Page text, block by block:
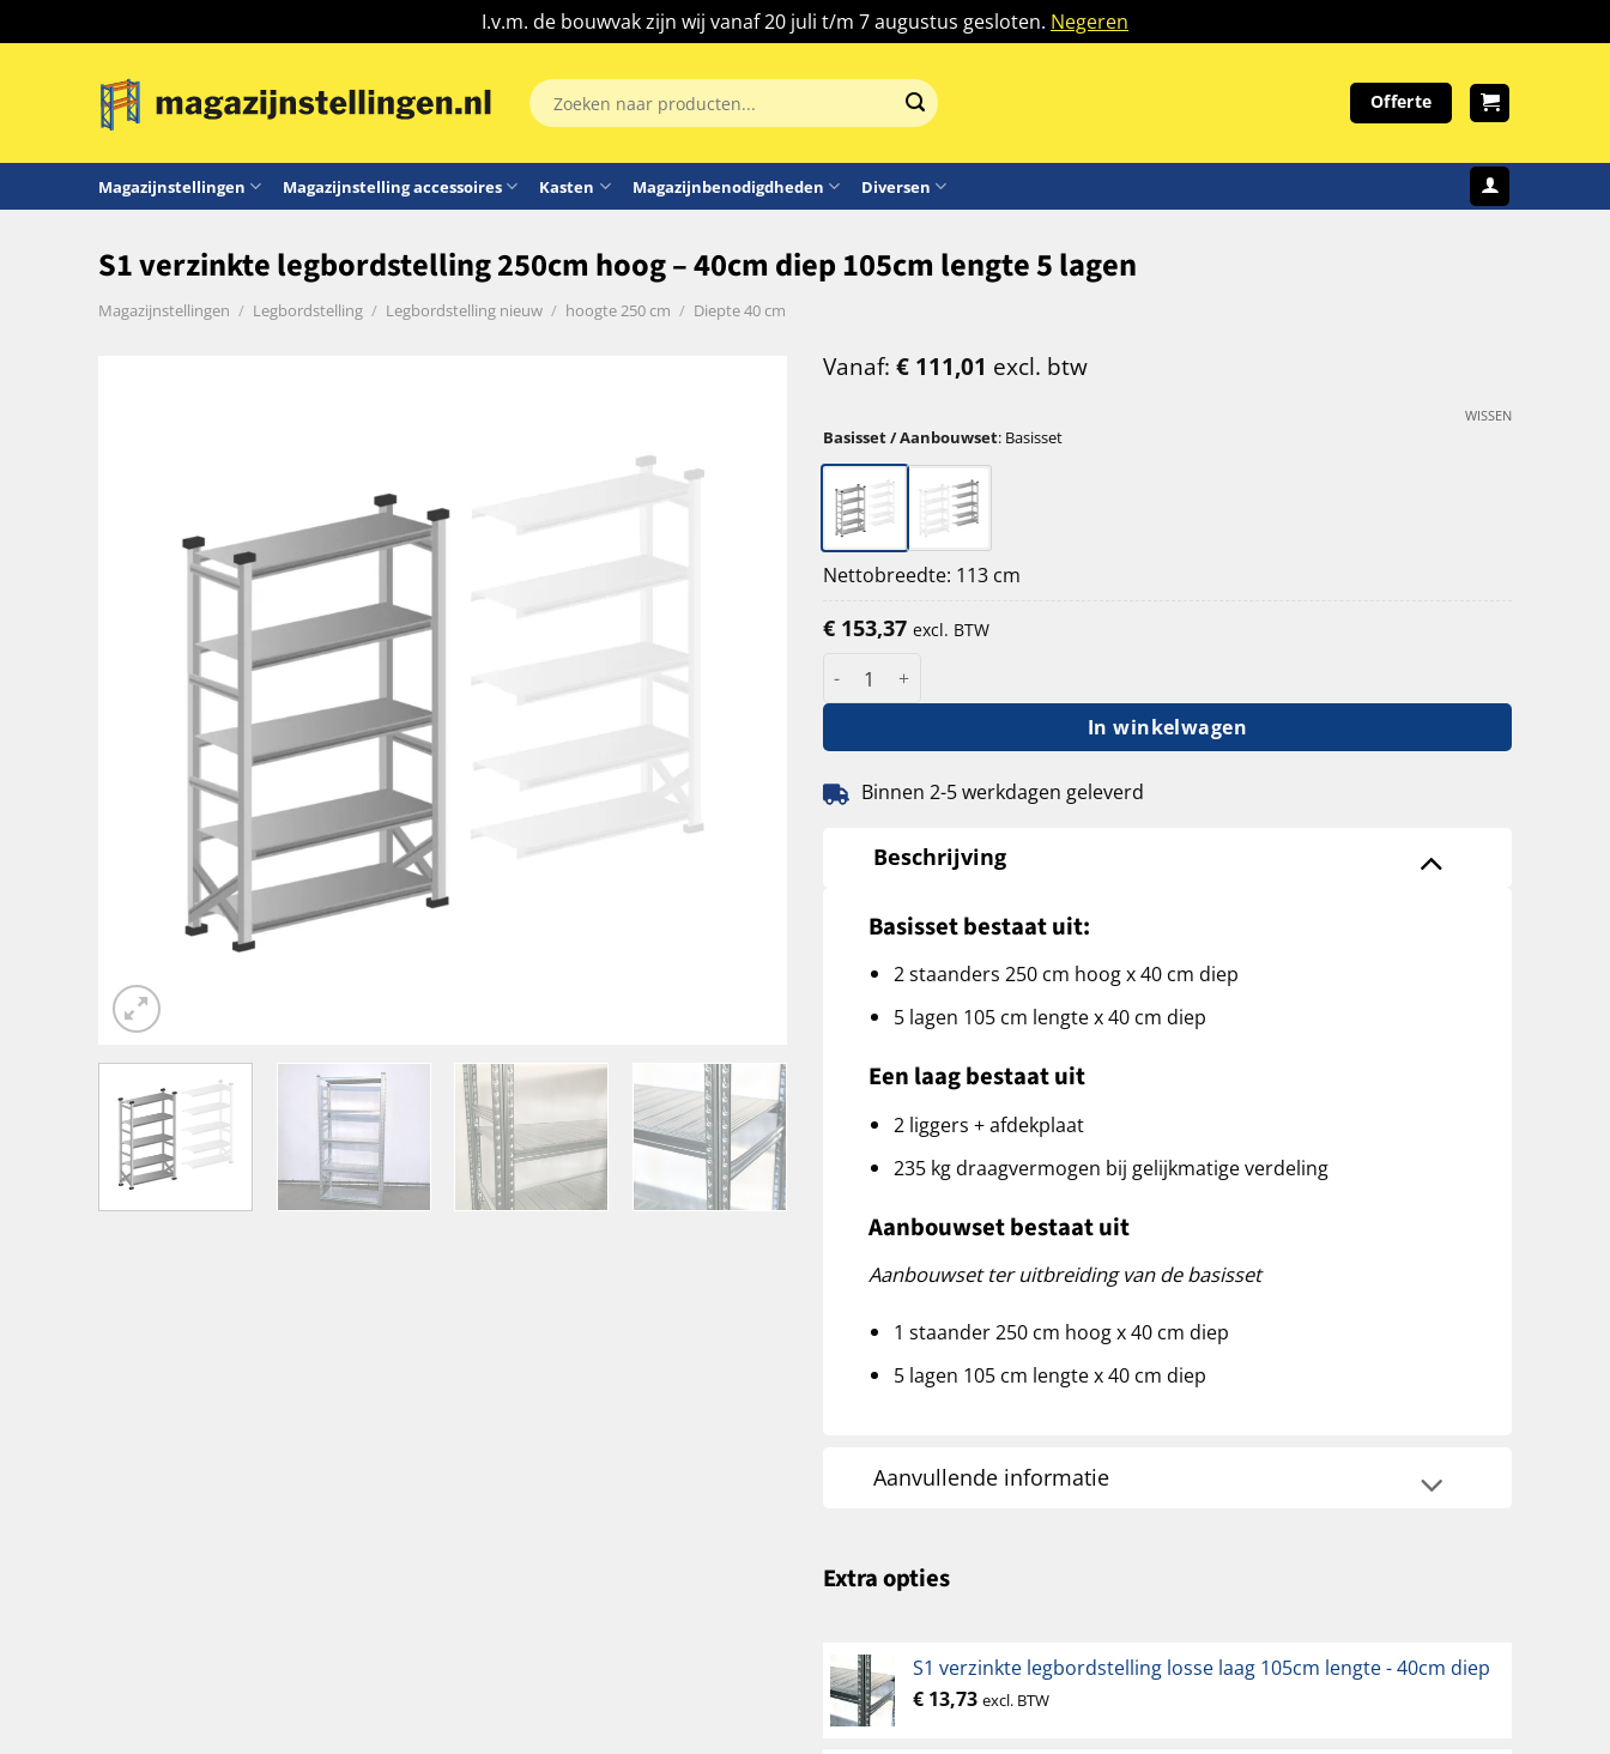
I.v.m. de bouwvak zijn wij vanaf 20 juli t/m 7 augustus gesloten. Negeren
Zoeken
naar:
Offerte
Magazijnstellingen Magazijnstelling accessoires Kasten Magazijnbenodigdheden Diversen
S1 verzinkte legbordstelling 250cm hoog – 40cm diep 105cm lengte 5 lagen
Magazijnstellingen / Legbordstelling / Legbordstelling nieuw / hoogte 250 cm / Diepte 40 cm
Vanaf: € 111,01 excl. btw
Basisset / Aanbouwset: Basisset
WISSEN
Nettobreedte: 113 cm
€ 153,37 excl. BTW
In winkelwagen
Binnen 2-5 werkdagen geleverd
Beschrijving
Basisset bestaat uit:
2 staanders 250 cm hoog x 40 cm diep
5 lagen 105 cm lengte x 40 cm diep
Een laag bestaat uit
2 liggers + afdekplaat
235 kg draagvermogen bij gelijkmatige verdeling
Aanbouwset bestaat uit
Aanbouwset ter uitbreiding van de basisset
1 staander 250 cm hoog x 40 cm diep
5 lagen 105 cm lengte x 40 cm diep
Aanvullende informatie
Extra opties
S1 verzinkte legbordstelling losse laag 105cm lengte - 40cm diep
€ 13,73 excl. BTW